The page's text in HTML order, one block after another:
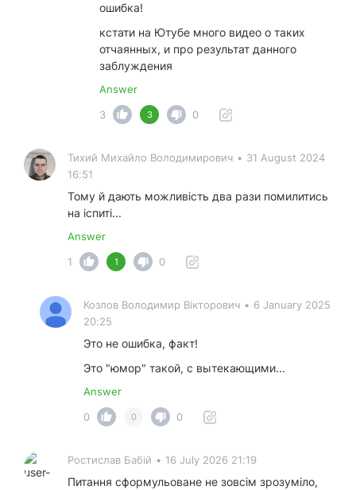
ошибка!
кстати на Ютубе много видео о таких
отчаянных, и про результат данного
заблуждения
Answer
3
3 0
Тихий Михайло Володимирович • 31 August 2024
16:51
Тому й дають можливість два рази помилитись
на іспиті...
Answer
1
1 0
Козлов Володимир Вікторович • 6 January 2025
20:25
Это не ошибка, факт!
Это "юмор" такой, с вытекающими...
Answer
0
0 0
Ростислав Бабій • 16 July 2026 21:19
Питання сформульоване не зовсім зрозуміло,